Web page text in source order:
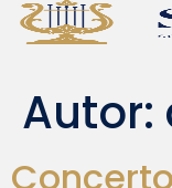
Autor: